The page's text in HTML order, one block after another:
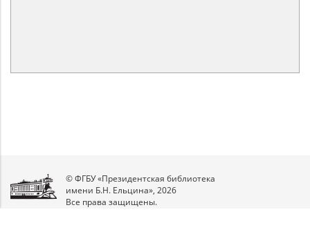
© ФГБУ «Президентская библиотека
имени Б.Н. Ельцина», 2026
Все права защищены.